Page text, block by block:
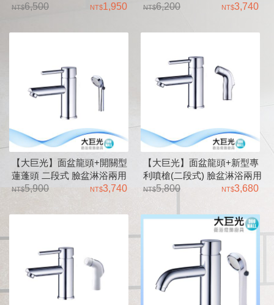
6,500
1,950
6,200
3,740
【大巨光】面盆龍頭+開關型
蓮蓬頭 二段式 臉盆淋浴兩用
水龍頭(TAP-100086)
5,900 3,740
【大巨光】面盆龍頭+新型專
利噴槍(二段式) 臉盆淋浴兩用
水龍頭(TAP-100028)
5,800 3,680